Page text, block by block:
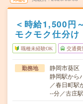
＜時給1,500円
モクモク仕分け
職種未経験OK 交通費
勤務地
静岡市葵区
静岡駅から
／春日町駅
--分／古庄